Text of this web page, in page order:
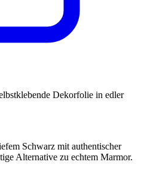
Dekorfolie in edler
Schwarz mit authentischer
Alternative zu echtem Marmor.